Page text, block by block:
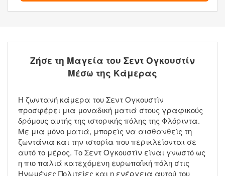
Ζήσε τη Μαγεία του Σεντ Ογκουστίν
Μέσω της Κάμερας
Η ζωντανή κάμερα του Σεντ Ογκουστίν
προσφέρει μια μοναδική ματιά στους γραφικούς
δρόμους αυτής της ιστορικής πόλης της Φλόριντα.
Με μια μόνο ματιά, μπορείς να αισθανθείς τη
ζωντάνια και την ιστορία που περικλείονται σε
αυτό το μέρος. Το Σεντ Ογκουστίν είναι γνωστό ως
η πιο παλιά κατεχόμενη ευρωπαϊκή πόλη στις
Ηνωμένες Πολιτείες και η ενέργεια αυτού του